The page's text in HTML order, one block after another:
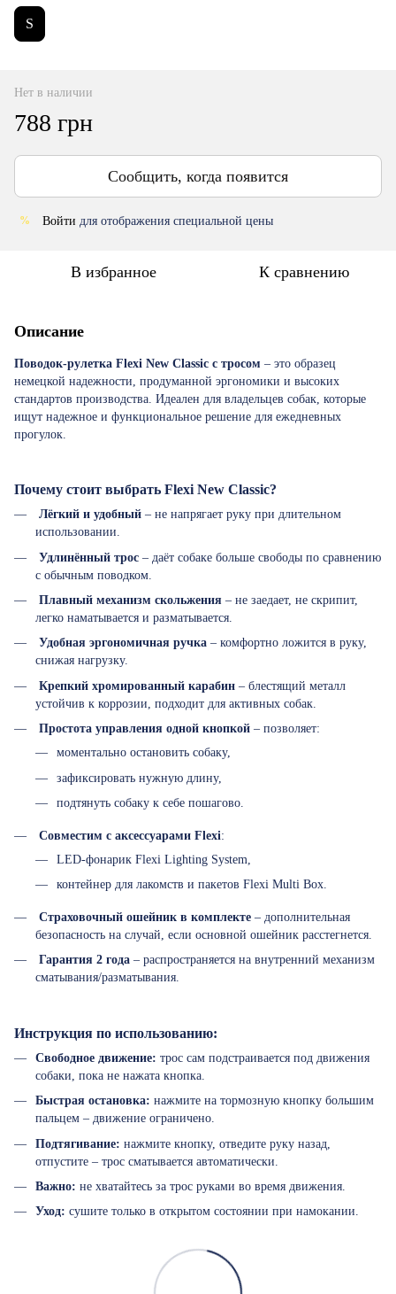
S
Нет в наличии
788 грн
Сообщить, когда появится
% Войти для отображения специальной цены
В избранное К сравнению
Описание
Поводок-рулетка Flexi New Classic с тросом – это образец
немецкой надежности, продуманной эргономики и высоких
стандартов производства. Идеален для владельцев собак, которые
ищут надежное и функциональное решение для ежедневных
прогулок.
Почему стоит выбрать Flexi New Classic?
Лёгкий и удобный – не напрягает руку при длительном
использовании.
Удлинённый трос – даёт собаке больше свободы по сравнению
с обычным поводком.
Плавный механизм скольжения – не заедает, не скрипит,
легко наматывается и разматывается.
Удобная эргономичная ручка – комфортно ложится в руку,
снижая нагрузку.
Крепкий хромированный карабин – блестящий металл
устойчив к коррозии, подходит для активных собак.
Простота управления одной кнопкой – позволяет:
моментально остановить собаку,
зафиксировать нужную длину,
подтянуть собаку к себе пошагово.
Совместим с аксессуарами Flexi:
LED-фонарик Flexi Lighting System,
контейнер для лакомств и пакетов Flexi Multi Box.
Страховочный ошейник в комплекте – дополнительная
безопасность на случай, если основной ошейник расстегнется.
Гарантия 2 года – распространяется на внутренний механизм
сматывания/разматывания.
Инструкция по использованию:
Свободное движение: трос сам подстраивается под движения
собаки, пока не нажата кнопка.
Быстрая остановка: нажмите на тормозную кнопку большим
пальцем – движение ограничено.
Подтягивание: нажмите кнопку, отведите руку назад,
отпустите – трос сматывается автоматически.
Важно: не хватайтесь за трос руками во время движения.
Уход: сушите только в открытом состоянии при намокании.